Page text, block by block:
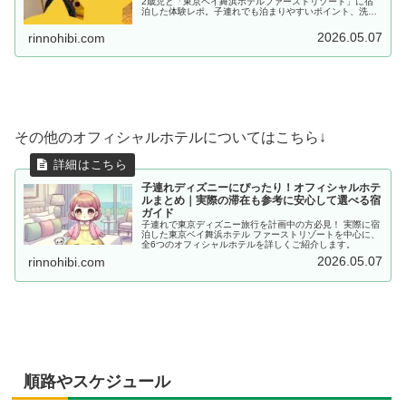
泊した体験レポ。子連れでも泊まりやすいポイント、洗い
の様子をママ目線で紹介します。子連れディズニー旅行の
rinnohibi.com 2026.05.07
その他のオフィシャルホテルについてはこちら↓
子連れディズニーにぴったり！オフィシャルホテ
ルまとめ｜実際の滞在も参考に安心して選べる宿
ガイド
子連れで東京ディズニー旅行を計画中の方必見！ 実際に宿
泊した東京ベイ舞浜ホテル ファーストリゾートを中心に、
全6つのオフィシャルホテルを詳しくご紹介します。
rinnohibi.com 2026.05.07
順路やスケジュール